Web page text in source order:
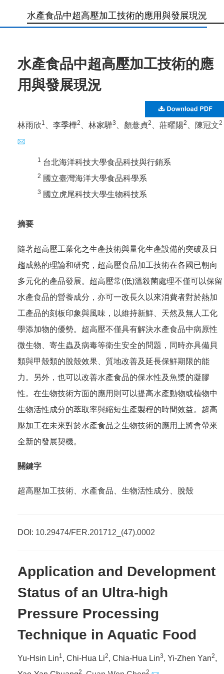
水產食品中超高壓加工技術的應用與發展現況
水產食品中超高壓加工技術的應
用與發展現況
林雨欣1 、李季樺2 、林家驊3 、顏薏貞2 、莊曜陽2 陳冠文2
1 台北海洋科技大學食品科技與行銷系
2 國立臺灣海洋大學食品科學系
3 國立虎尾科技大學生物科技系
摘要
隨著超高壓工業化之生產技術與量化生產設備的突破及日
趨成熟的理論和研究，超高壓食品加工技術在各國已朝向
多元化的產品發展。超高壓常(低)溫殺菌處理不僅可以保留
水產食品的營養成分，亦可一改長久以來消費者對於熱加
工產品的刻板印象與風味，以維持新鮮、天然及無人工化
學添加物的優勢。超高壓不僅具有解決水產食品中病原性
微生物、寄生蟲及病毒等衛生安全的問題，同時亦具備貝
類與甲殼類的脫殼效果、質地改善及延長保鮮期限的能
力。另外，也可以改善水產食品的保水性及魚漿的凝膠
性。在生物技術方面的應用則可以提高水產動物或植物中
生物活性成分的萃取率與縮短生產製程的時間效益。超高
壓加工在未來對於水產食品之生物技術的應用上將會帶來
全新的發展契機。
關鍵字
超高壓加工技術、水產食品、生物活性成分、脫殼
DOI: 10.29474/FER.201712_(47).0002
Application and Development
Status of an Ultra-high
Pressure Processing
Technique in Aquatic Food
Yu-Hsin Lin1, Chi-Hua Li2, Chia-Hua Lin3, Yi-Zhen Yan2,
2 2